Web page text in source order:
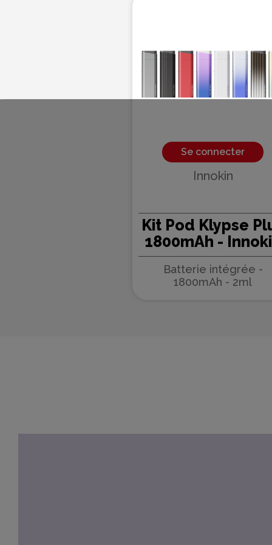
Se connecter
Innokin
Kit Pod Klypse
1800mAh -
Batterie intégrée -
1800mAh - 2ml